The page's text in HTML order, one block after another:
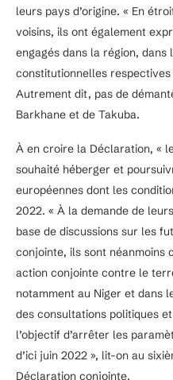
leurs pays d’origine. « En
voisins, ils ont également
engagés dans la région,
constitutionnelles
Autrement dit, pas de
Barkhane et de Takuba.
À en croire la Déclaration, «
souhaité héberger et
européennes dont les
2022. « À la demande de
base de discussions sur les
conjointe, ils sont néanmoins
action conjointe contre le
notamment au Niger et dans
des consultations politiques
l’objectif d’arrêter les
d’ici juin 2022 », lit-on au
Déclaration conjointe.